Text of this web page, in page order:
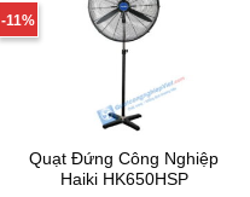
-11%
Quạt Đứng Công Nghiệp
Haiki HK650HSP